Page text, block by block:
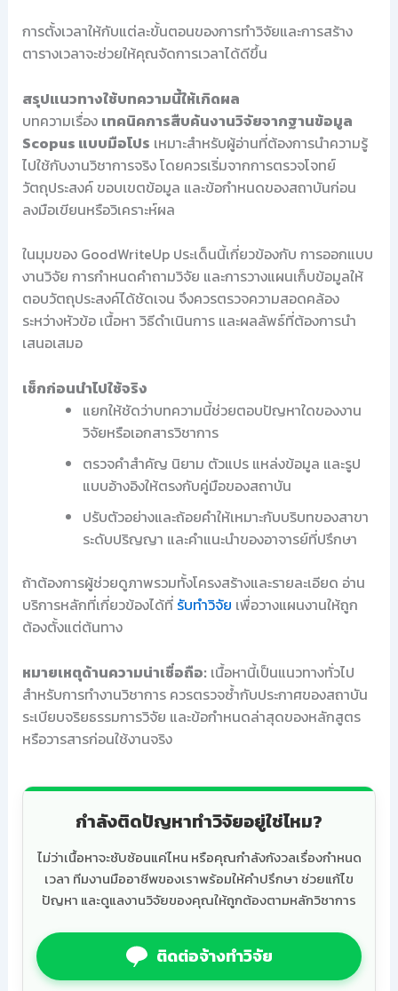
การตั้งเวลาให้กับแต่ละขั้นตอนของการทำวิจัยและการสร้าง
ตารางเวลาจะช่วยให้คุณจัดการเวลาได้ดีขึ้น
สรุปแนวทางใช้บทความนี้ให้เกิดผล
บทความเรื่อง เทคนิคการสืบค้นงานวิจัยจากฐานข้อมูล
Scopus แบบมือโปร เหมาะสำหรับผู้อ่านที่ต้องการนำความรู้
ไปใช้กับงานวิชาการจริง โดยควรเริ่มจากการตรวจโจทย์
วัตถุประสงค์ ขอบเขตข้อมูล และข้อกำหนดของสถาบันก่อน
ลงมือเขียนหรือวิเคราะห์ผล
ในมุมของ GoodWriteUp ประเด็นนี้เกี่ยวข้องกับ การออกแบบ
งานวิจัย การกำหนดคำถามวิจัย และการวางแผนเก็บข้อมูลให้
ตอบวัตถุประสงค์ได้ชัดเจน จึงควรตรวจความสอดคล้อง
ระหว่างหัวข้อ เนื้อหา วิธีดำเนินการ และผลลัพธ์ที่ต้องการนำ
เสนอเสมอ
เช็กก่อนนำไปใช้จริง
แยกให้ชัดว่าบทความนี้ช่วยตอบปัญหาใดของงาน
วิจัยหรือเอกสารวิชาการ
ตรวจคำสำคัญ นิยาม ตัวแปร แหล่งข้อมูล และรูป
แบบอ้างอิงให้ตรงกับคู่มือของสถาบัน
ปรับตัวอย่างและถ้อยคำให้เหมาะกับบริบทของสาขา
ระดับปริญญา และคำแนะนำของอาจารย์ที่ปรึกษา
ถ้าต้องการผู้ช่วยดูภาพรวมทั้งโครงสร้างและรายละเอียด อ่าน
บริการหลักที่เกี่ยวข้องได้ที่ รับทำวิจัย เพื่อวางแผนงานให้ถูก
ต้องตั้งแต่ต้นทาง
หมายเหตุด้านความน่าเชื่อถือ: เนื้อหานี้เป็นแนวทางทั่วไป
สำหรับการทำงานวิชาการ ควรตรวจซ้ำกับประกาศของสถาบัน
ระเบียบจริยธรรมการวิจัย และข้อกำหนดล่าสุดของหลักสูตร
หรือวารสารก่อนใช้งานจริง
กำลังติดปัญหาทำวิจัยอยู่ใช่ไหม?
ไม่ว่าเนื้อหาจะซับซ้อนแค่ไหน หรือคุณกำลังกังวลเรื่องกำหนด
เวลา ทีมงานมืออาชีพของเราพร้อมให้คำปรึกษา ช่วยแก้ไข
ปัญหา และดูแลงานวิจัยของคุณให้ถูกต้องตามหลักวิชาการ
ติดต่อจ้างทำวิจัย